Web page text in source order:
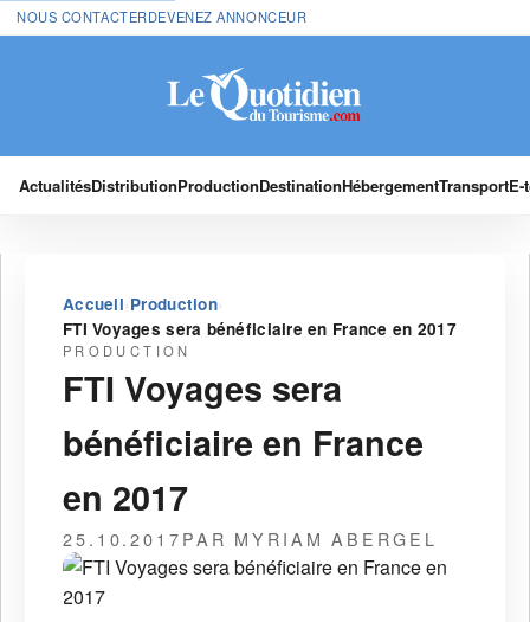
NOUS CONTACTERDEVENEZ ANNONCEUR
ActualitésDistributionProductionDestinationHébergementTransport
Accueil›Production›
FTI Voyages sera bénéficiaire en France en 2017
PRODUCTION
FTI Voyages sera
bénéficiaire en France
en 2017
25.10.2017PAR MYRIAM ABERGEL